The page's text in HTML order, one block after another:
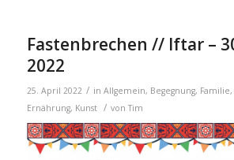
Fastenbrechen // Iftar –
2022
25. April 2022 / in Allgemein, Begegnung, Familie,
Ernährung, Kunst / vonTim